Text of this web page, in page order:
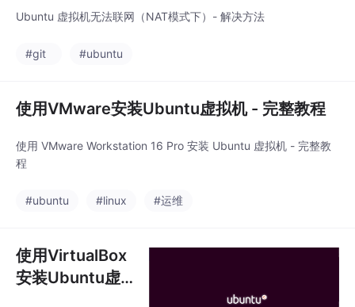
Ubuntu 虚拟机无法联网（NAT模式下）- 解决方法
#git #ubuntu
使用VMware安装Ubuntu虚拟机 - 完整教程
使用 VMware Workstation 16 Pro 安装 Ubuntu 虚拟机 - 完整教
程
#ubuntu #linux #运维
使用VirtualBox
安装Ubuntu虚